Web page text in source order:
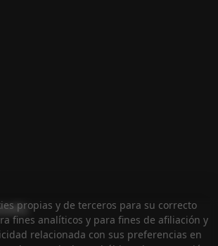
propias y de terceros para su correcto
fines analíticos y para fines de afiliación y
relacionada con sus preferencias en